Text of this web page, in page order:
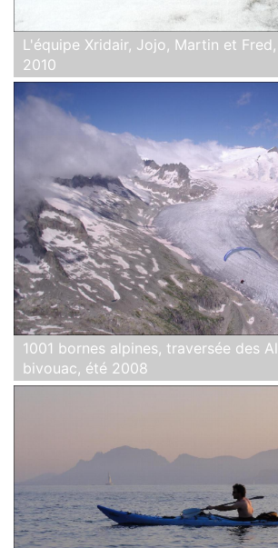
L'équipe Xridair, Jojo, Martin et
2010
1001 bornes alpines, traversée des
bivouac, été 2008